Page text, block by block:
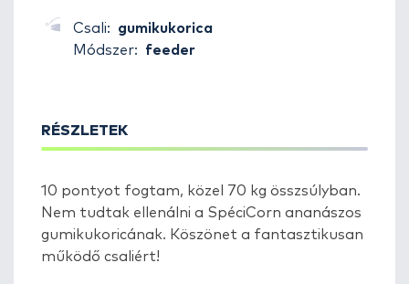
Csali:
gumikukorica
Módszer:
feeder
RÉSZLETEK
10 pontyot fogtam, közel 70 kg összsúlyban.
Nem tudtak ellenálni a SpéciCorn ananászos
gumikukoricának. Köszönet a fantasztikusan
működő csaliért!